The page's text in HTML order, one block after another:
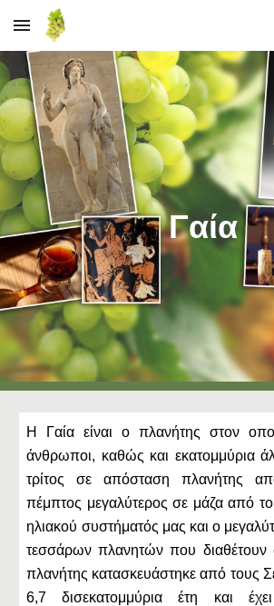
Skip to main content
Γαία
Η Γαία είναι ο πλανήτης στον
άνθρωποι, καθώς και εκατομμύρια
τρίτος σε απόσταση πλανήτης
πέμπτος μεγαλύτερος σε μάζα από
ηλιακού συστήματός μας και ο
τεσσάρων πλανητών που διαθέτουν
πλανήτης κατασκευάστηκε από τους
6,7 δισεκατομμύρια έτη και